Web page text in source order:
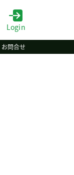
Login
お問合せ